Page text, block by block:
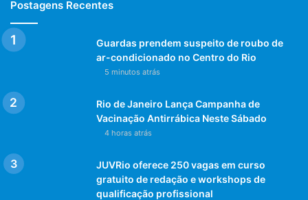
Postagens Recentes
Guardas prendem suspeito de roubo de
ar-condicionado no Centro do Rio
5 minutos atrás
Rio de Janeiro Lança Campanha de
Vacinação Antirrábica Neste Sábado
4 horas atrás
JUVRio oferece 250 vagas em curso
gratuito de redação e workshops de
qualificação profissional